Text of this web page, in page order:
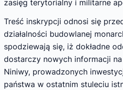
zasięg terytorialny i militarne
Treść inskrypcji odnosi się
działalności budowlanej
spodziewają się, iż dokładne
dostarczy nowych informacji
Niniwy, prowadzonych
państwa w ostatnim stuleciu